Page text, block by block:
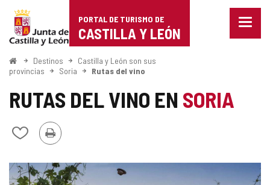
Portal
de
Turismo
de
Castilla
PORTAL DE TURISMO DE
CASTILLA Y LEÓN
Menu
InicioDestinos
Castilla y León son sus
provincias
Soria Rutas del vino
RUTAS DEL VINO EN SORIA
Añadir/quitar
cuadernos
Imprimir